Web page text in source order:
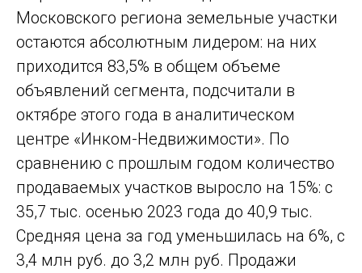
Московского региона земельные участки
остаются абсолютным лидером: на них
приходится 83,5% в общем объеме
объявлений сегмента, подсчитали в
октябре этого года в аналитическом
центре «Инком-Недвижимости». По
сравнению с прошлым годом количество
продаваемых участков выросло на 15%: с
35,7 тыс. осенью 2023 года до 40,9 тыс.
Средняя цена за год уменьшилась на 6%, с
3,4 млн руб. до 3,2 млн руб. Продажи